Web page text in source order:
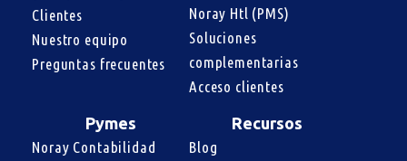
Clientes
Nuestro equipo
Preguntas frecuentes
Noray Htl (PMS)
Soluciones
complementarias
Acceso clientes
Pymes
Noray Contabilidad
Recursos
Blog